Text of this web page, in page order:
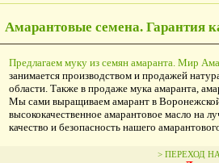
Амарантовые семена. Гарантия
Предлагаем муку из семян амаранта. Мир
занимается производством и продажей
области. Также в продаже мука амаранта,
Мы сами выращиваем амарант в
высококачественное амарантовое масло на
качество и безопасность нашего
> ПЕРЕХОД